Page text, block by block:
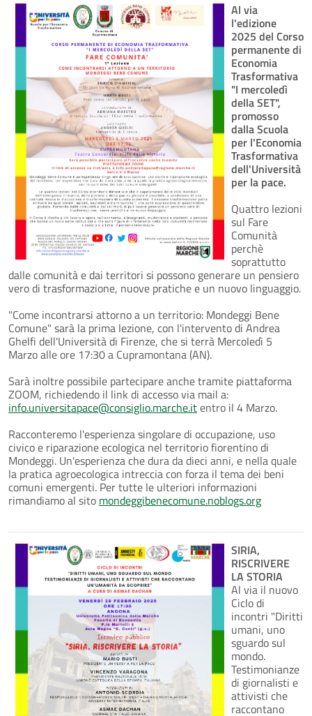
Al via
l'edizione
2025 del Corso
permanente di
Economia
Trasformativa
"I mercoledì
della SET",
promosso
dalla Scuola
per l'Economia
Trasformativa
dell'Università
per la pace.
Quattro lezioni
sul Fare
Comunità
perchè
soprattutto
dalle comunità e dai territori si possono generare un pensiero
vero di trasformazione, nuove pratiche e un nuovo linguaggio.
"Come incontrarsi attorno a un territorio: Mondeggi Bene
Comune" sarà la prima lezione, con l'intervento di Andrea
Ghelfi dell'Università di Firenze, che si terrà Mercoledì 5
Marzo alle ore 17:30 a Cupramontana (AN).
Sarà inoltre possibile partecipare anche tramite piattaforma
ZOOM, richiedendo il link di accesso via mail a:
info.universitapace@consiglio.marche.itentro il 4 Marzo.
Racconteremo l'esperienza singolare di occupazione, uso
civico e riparazione ecologica nel territorio fiorentino di
Mondeggi. Un'esperienza che dura da dieci anni, e nella quale
la pratica agroecologica intreccia con forza il tema dei beni
comuni emergenti. Per tutte le ulteriori informazioni
rimandiamo al sito mondeggibenecomune.noblogs.org
SIRIA,
RISCRIVERE
LA STORIA
Al via il nuovo
Ciclo di
incontri "Diritti
umani, uno
sguardo sul
mondo.
Testimonianze
di giornalisti e
attivisti che
raccontano